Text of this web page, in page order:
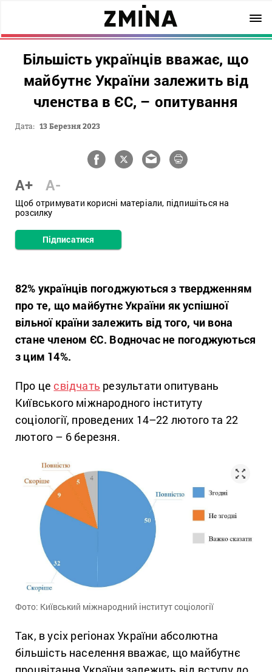
Більшість українців вважає, що
майбутнє України залежить від
членства в ЄС, – опитування
Дата: 13 Березня 2023
A+ A-
Щоб отримувати корисні матеріали, підпишіться на
розсилку
Підписатися
82% українців погоджуються з твердженням
про те, що майбутнє України як успішної
вільної країни залежить від того, чи вона
стане членом ЄС. Водночас не погоджуються
з цим 14%.
Про це свідчать результати опитувань
Київського міжнародного інституту
соціології, проведених 14–22 лютого та 22
лютого – 6 березня.
Фото: Київський міжнародний інститут соціології
Так, в усіх регіонах України абсолютна
більшість населення вважає, що майбутнє